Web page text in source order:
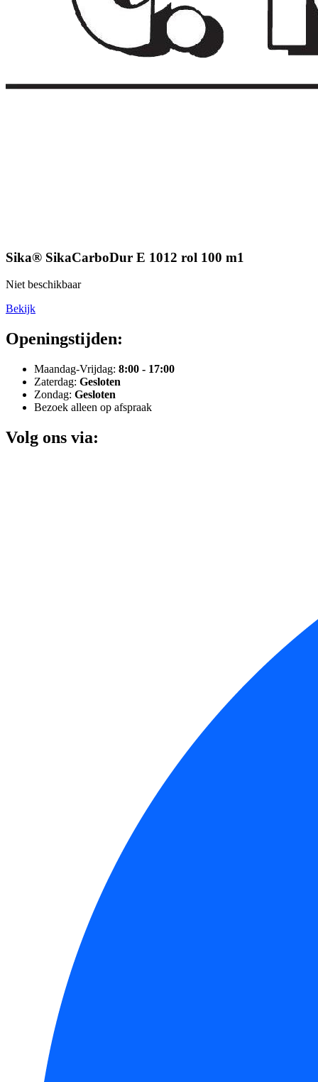
Sika® SikaCarboDur E 1012 rol 100 m1
Niet beschikbaar
Bekijk
Openingstijden:
Maandag-Vrijdag: 8:00 - 17:00
Zaterdag: Gesloten
Zondag: Gesloten
Bezoek alleen op afspraak
Volg ons via: